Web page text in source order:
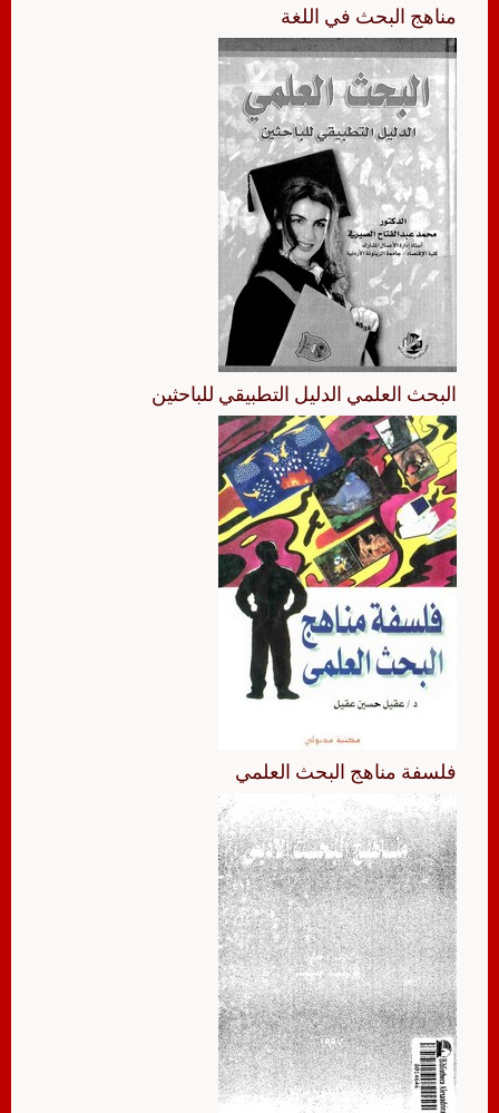
مناهج البحث في اللغة
البحث العلمي الدليل التطبيقي للباحثين
فلسفة مناهج البحث العلمي